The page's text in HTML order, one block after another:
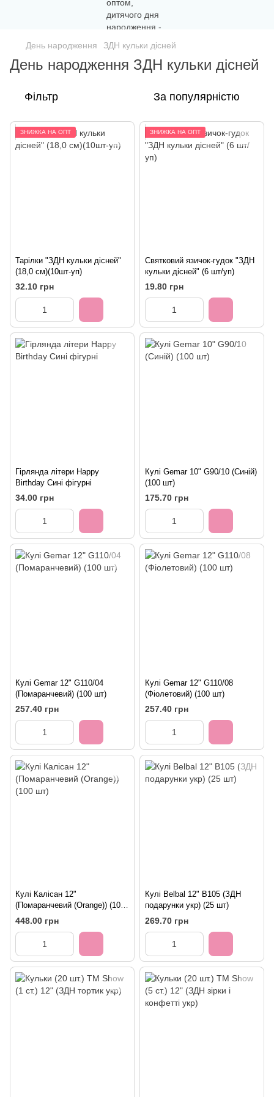
День народження ЗДН кульки дісней
День народження ЗДН кульки дісней
Фільтр За популярністю
ЗНИЖКА НА ОПТ
Тарілки "ЗДН кульки дісней"
(18,0 см)(10шт-уп)
32.10 грн
ЗНИЖКА НА ОПТ
Святковий язичок-гудок "ЗДН
кульки дісней" (6 шт/уп)
19.80 грн
Гірлянда літери Happy
Birthday Сині фігурні
34.00 грн
Кулі Gemar 10" G90/10 (Синій)
(100 шт)
175.70 грн
Кулі Gemar 12" G110/04
(Помаранчевий) (100 шт)
257.40 грн
Кулі Gemar 12" G110/08
(Фіолетовий) (100 шт)
257.40 грн
Кулі Калісан 12"
(Помаранчевий (Orange)) (100
шт)
448.00 грн
Кулі Belbal 12" B105 (ЗДН
подарунки укр) (25 шт)
269.70 грн